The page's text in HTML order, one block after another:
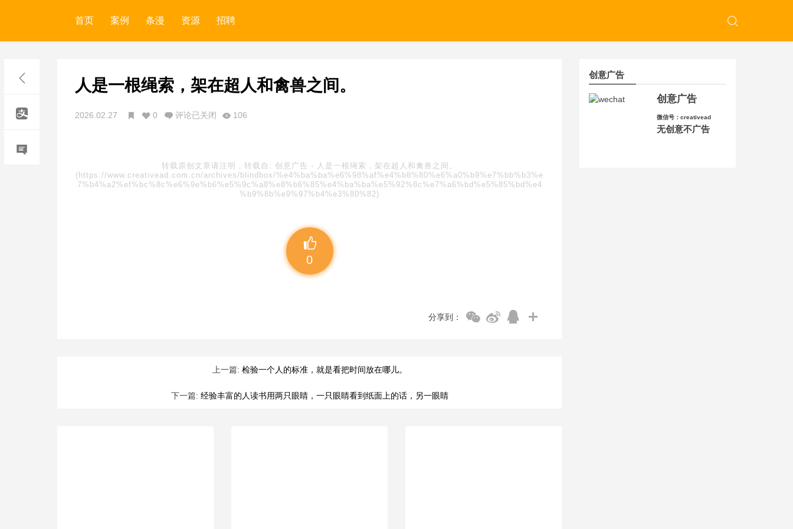
首页 案例 条漫 资源 招聘
人是一根绳索，架在超人和禽兽之间。
2026.02.27 0 评论已关闭 106
转载原创文章请注明，转载自: 创意广告 - 人是一根绳索，架在超人和禽兽之间。
(https://www.creativead.com.cn/archives/blindbox/%e4%ba%ba%e6%98%af%e4%b8%80%e6%a0%b9%e7%bb%b3%e
7%b4%a2%ef%bc%8c%e6%9e%b6%e5%9c%a8%e8%b6%85%e4%ba%ba%e5%92%8c%e7%a6%bd%e5%85%bd%e4
%b9%8b%e9%97%b4%e3%80%82)
0
分享到：
上一篇: 检验一个人的标准，就是看把时间放在哪儿。
下一篇: 经验丰富的人读书用两只眼睛，一只眼睛看到纸面上的话，另一眼睛
创意广告
创意广告
微信号：creativead
无创意不广告